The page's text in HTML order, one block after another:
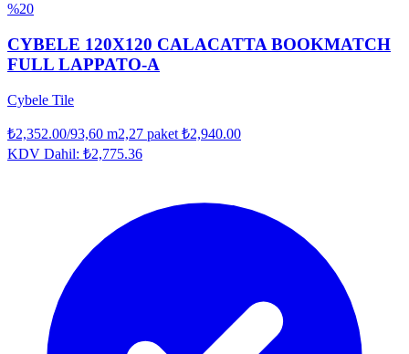
%20
CYBELE 120X120 CALACATTA BOOKMATCH
FULL LAPPATO-A
Cybele Tile
₺2,352.00/93,60 m2,27 paket ₺2,940.00
KDV Dahil: ₺2,775.36